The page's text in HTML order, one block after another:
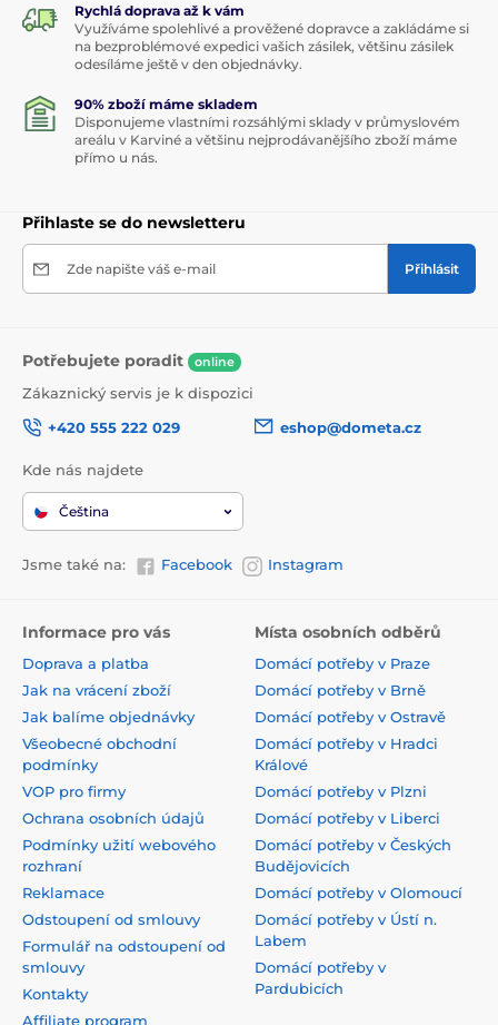
Rychlá doprava až k vám
Využíváme spolehlivé a prověžené dopravce a zakládáme si
na bezproblémové expedici vašich zásilek, většinu zásilek
odesíláme ještě v den objednávky.
90% zboží máme skladem
Disponujeme vlastními rozsáhlými sklady v průmyslovém
areálu v Karviné a většinu nejprodávanějšího zboží máme
přímo u nás.
Přihlaste se do newsletteru
Zde napište váš e-mail Přihlásit
Potřebujete poradit online
Zákaznický servis je k dispozici
+420 555 222 029
eshop@dometa.cz
Kde nás najdete
Čeština
Jsme také na: Facebook Instagram
Informace pro vás
Doprava a platba
Jak na vrácení zboží
Jak balíme objednávky
Všeobecné obchodní
podmínky
VOP pro firmy
Ochrana osobních údajů
Podmínky užití webového
rozhraní
Reklamace
Odstoupení od smlouvy
Formulář na odstoupení od
smlouvy
Kontakty
Affiliate program
Místa osobních odběrů
Domácí potřeby v Praze
Domácí potřeby v Brně
Domácí potřeby v Ostravě
Domácí potřeby v Hradci
Králové
Domácí potřeby v Plzni
Domácí potřeby v Liberci
Domácí potřeby v Českých
Budějovicích
Domácí potřeby v Olomoucí
Domácí potřeby v Ústí n.
Labem
Domácí potřeby v
Pardubicích